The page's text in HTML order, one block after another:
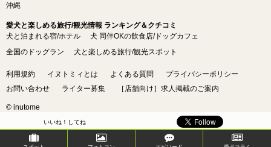
いいね！してね
沖縄
愛犬と楽しめる旅行/観光情報 ランキング＆クチコミ
犬と泊まれる宿/ホテル
犬 同伴OKの飲食店/ドッグカフェ
全国のドッグラン
犬と楽しめる旅行/観光スポット
利用規約 イヌトミィとは よくある質問
プライバシーポリシー
お問い合わせ
ライター募集 ［店舗向け］求人掲載のご案内
© inutome